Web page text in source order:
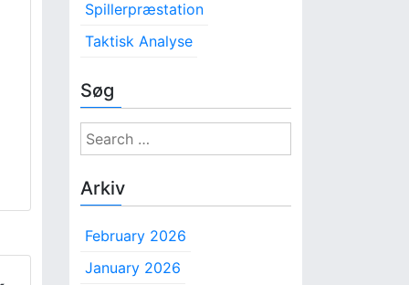
Spillerpræstation
Taktisk Analyse
Søg
S
e
a
r
h
Arkiv
February 2026
January 2026